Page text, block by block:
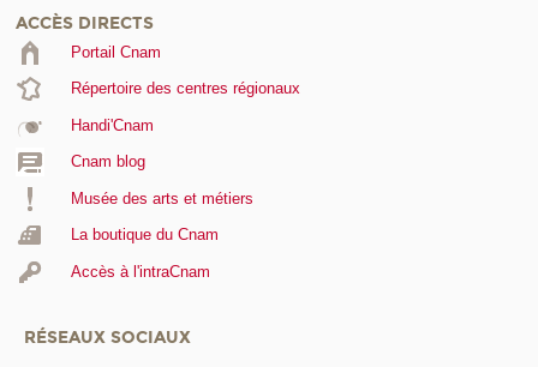
ACCÈS DIRECTS
Portail Cnam
Répertoire des centres régionaux
Handi'Cnam
Cnam blog
Musée des arts et métiers
La boutique du Cnam
Accès à l'intraCnam
RÉSEAUX SOCIAUX